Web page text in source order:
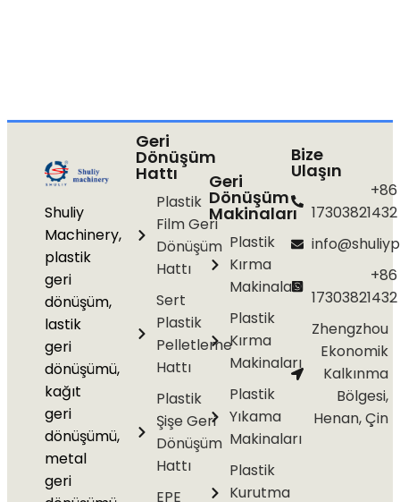
Shuliy
Machinery,
plastik
geri
dönüşüm,
lastik
geri
dönüşümü,
kağıt
geri
dönüşümü,
metal
geri
Geri
Dönüşüm
Hattı
Plastik
Film Geri
Dönüşüm
Hattı
Sert
Plastik
Pelletleme
Hattı
Plastik
Şişe Geri
Dönüşüm
Hattı
EPE
Geri
Dönüşüm
Makinaları
Plastik
Kırma
Makinaları
Plastik
Kırma
Makinaları
Plastik
Yıkama
Makinaları
Plastik
Kurutma
Bize
Ulaşın
+86
17303821432
+86
17303821432
Zhengzhou
Ekonomik
Kalkınma
Bölgesi,
Henan, Çin